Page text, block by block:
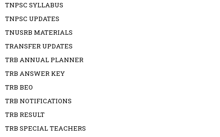
TNPSC SYLLABUS
TNPSC UPDATES
TNUSRB MATERIALS
TRANSFER UPDATES
TRB ANNUAL PLANNER
TRB ANSWER KEY
TRB BEO
TRB NOTIFICATIONS
TRB RESULT
TRB SPECIAL TEACHERS